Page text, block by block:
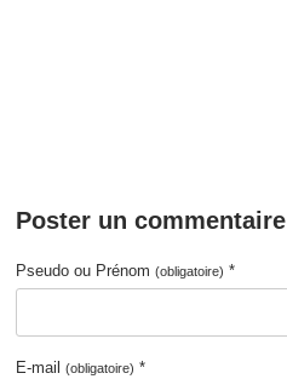
Poster un commentaire
Pseudo ou Prénom(obligatoire) *
E-mail(obligatoire) *